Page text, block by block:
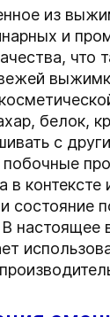
из
и
белок,
с
в
настоящее